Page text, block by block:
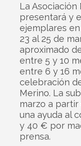
La
presentará y
ejemplares
23 al 25 de
aproximado
entre 5 y 10
entre 6 y 16
celebración
Merino. La
marzo a partir
una ayuda al
y 40 € por
prensa.